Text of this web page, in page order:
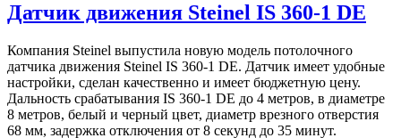
Датчик движения Steinel IS 360-1 DE
Компания Steinel выпустила новую модель потолочного
датчика движения Steinel IS 360-1 DE. Датчик имеет удобные
настройки, сделан качественно и имеет бюджетную цену.
Дальность срабатывания IS 360-1 DE до 4 метров, в диаметре
8 метров, белый и черный цвет, диаметр врезного отверстия
68 мм, задержка отключения от 8 секунд до 35 минут.